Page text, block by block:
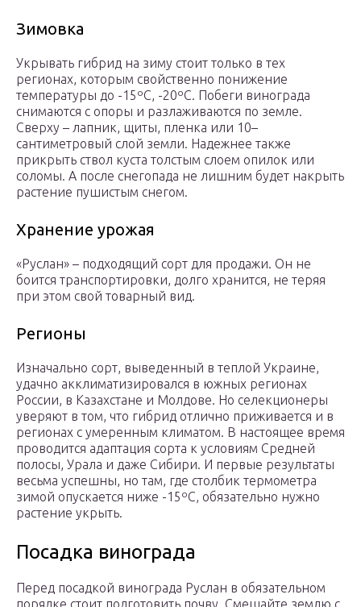
Зимовка
Укрывать гибрид на зиму стоит только в тех
регионах, которым свойственно понижение
температуры до -15ºС, -20ºС. Побеги винограда
снимаются с опоры и разлаживаются по земле.
Сверху – лапник, щиты, пленка или 10–
сантиметровый слой земли. Надежнее также
прикрыть ствол куста толстым слоем опилок или
соломы. А после снегопада не лишним будет накрыть
растение пушистым снегом.
Хранение урожая
«Руслан» – подходящий сорт для продажи. Он не
боится транспортировки, долго хранится, не теряя
при этом свой товарный вид.
Регионы
Изначально сорт, выведенный в теплой Украине,
удачно акклиматизировался в южных регионах
России, в Казахстане и Молдове. Но селекционеры
уверяют в том, что гибрид отлично приживается и в
регионах с умеренным климатом. В настоящее время
проводится адаптация сорта к условиям Средней
полосы, Урала и даже Сибири. И первые результаты
весьма успешны, но там, где столбик термометра
зимой опускается ниже -15ºС, обязательно нужно
растение укрыть.
Посадка винограда
Перед посадкой винограда Руслан в обязательном
порядке стоит подготовить почву. Смешайте землю с